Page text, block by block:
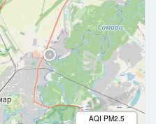
AQI PM2.5